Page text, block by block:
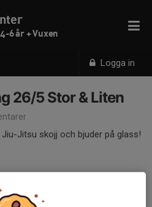
Logga in
6 år + Vuxen
26/5 Stor & Liten
Jitsu skojj och bjuder på glass!